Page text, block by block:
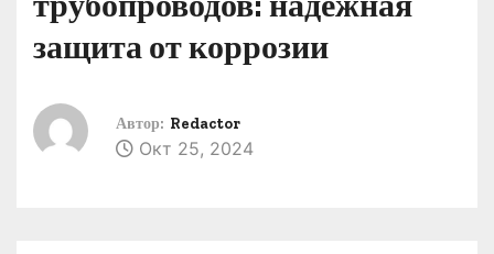
защита от коррозии
Автор: Redactor
Окт 25, 2024